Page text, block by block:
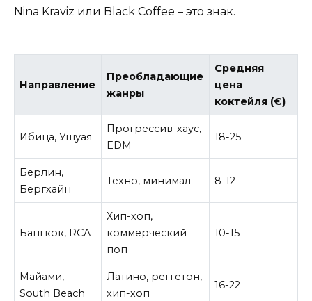
Nina Kraviz или Black Coffee – это знак.
Направление
Преобладающие
жанры
Средняя
цена
коктейля (€)
Ибица, Ушуая
Прогрессив-хаус,
EDM
18-25
Берлин,
Бергхайн
Техно, минимал 8-12
Бангкок, RCA
Хип-хоп,
коммерческий
поп
10-15
Майами,
South Beach
Латино, реггетон,
хип-хоп
16-22